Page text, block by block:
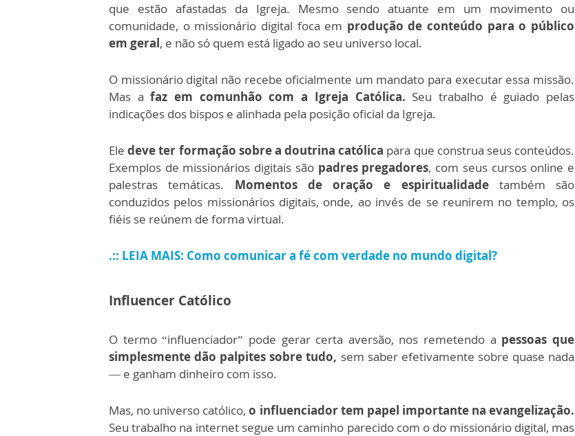
que estão afastadas da Igreja. Mesmo sendo atuante em um movimento ou
comunidade, o missionário digital foca em produção de conteúdo para o público
em geral, e não só quem está ligado ao seu universo local.
O missionário digital não recebe oficialmente um mandato para executar essa missão.
Mas afaz em comunhão com a Igreja Católica. Seu trabalho é guiado pelas
indicações dos bispos e alinhada pela posição oficial da Igreja.
Eledeve ter formação sobre a doutrina católica para que construa seus conteúdos.
Exemplos de missionários digitais são padres pregadores, com seus cursos online e
palestras temáticas. Momentos de oração e espiritualidade também são
conduzidos pelos missionários digitais, onde, ao invés de se reunirem no templo, os
fiéis se reúnem de forma virtual.
.:: LEIA MAIS: Como comunicar a fé com verdade no mundo digital?
Influencer Católico
O termo “influenciador” pode gerar certa aversão, nos remetendo a pessoas que
simplesmente dão palpites sobre tudo, sem saber efetivamente sobre quase nada
— e ganham dinheiro com isso.
Mas, no universo católico,o influenciador tem papel importante na evangelização.
Seu trabalho na internet segue um caminho parecido com o do missionário digital, mas